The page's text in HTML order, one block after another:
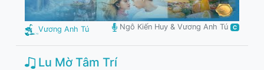
Vương Anh Tú Ngô Kiến Huy & Vương Anh Tú C
Lu Mờ Tâm Trí